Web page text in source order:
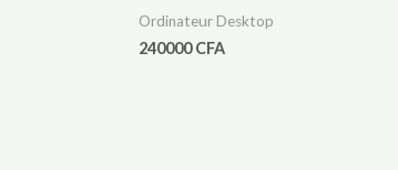
Ordinateur Desktop
240000CFA